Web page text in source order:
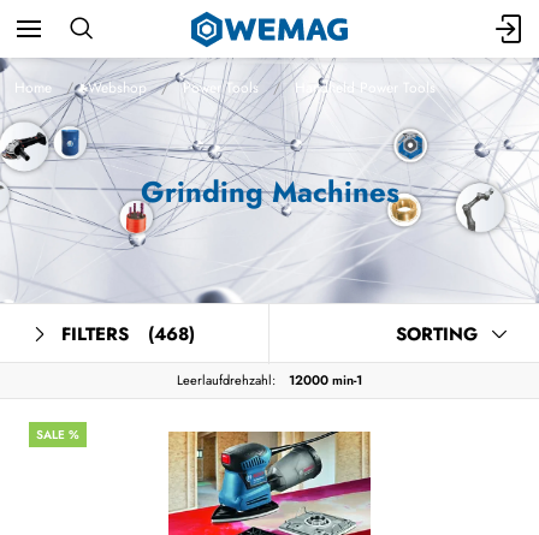
Home Webshop Power Tools Handheld Power Tools
Grinding Machines
FILTERS (468) SORTING
Leerlaufdrehzahl: 12000 min-1
SALE %